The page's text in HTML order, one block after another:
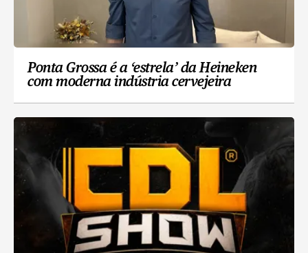
Ponta Grossa é a ‘estrela’ da Heineken
com moderna indústria cervejeira